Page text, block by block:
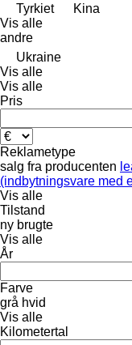
Tyrkiet
Kina
Vis alle
andre
Ukraine
Vis alle
Vis alle
Pris
Reklametype
salg fra producenten
(indbytningsvare med
Vis alle
Tilstand
ny brugte
Vis alle
År
Farve
grå hvid
Vis alle
Kilometertal